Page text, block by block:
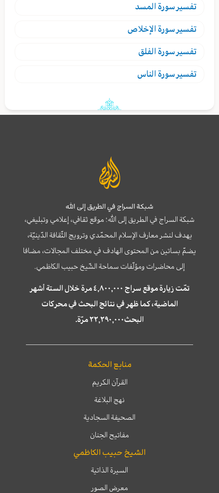
تفسير سورة المسد
تفسير سورة الإخلاص
تفسير سورة الفلق
تفسير سورة الناس
شبكة السراج في الطريق إلى الله
شبكة السراج في الطريق إلى الله؛ موقع ثقافي، إعلامي وتبليغي،
يهدف لنشر معارف الإسلام المحمّدي وترويج الثّقافة الدّينيّة،
يضمّ بساتين من المحتوى الهادف في مختلف المجالات، مضافا
إلى محاضرات ومؤلّفات سماحة الشّيخ حبيب الكاظمي.
تمّت زيارة موقع سراج ٤,٨٠٠,٠٠٠ مرة خلال الستة أشهر
الماضية، كما ظهر في نتائج البحث في محركات
البحث٢٢,٢٩٠,٠٠٠ مرّة.
منابع الحكمة
القرآن الكريم
نهج البلاغة
الصحيفة السجادية
مفاتيح الجنان
الشيخ حبيب الكاظمي
السيرة الذاتية
معرض الصور